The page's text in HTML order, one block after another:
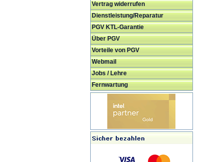
Vertrag widerrufen
Dienstleistung/Reparatur
PGV KTL-Garantie
Über PGV
Vorteile von PGV
Webmail
Jobs / Lehre
Fernwartung